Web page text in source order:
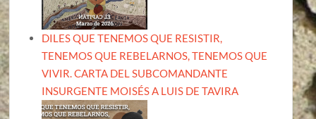
DILES QUE TENEMOS QUE RESISTIR,
TENEMOS QUE REBELARNOS, TENEMOS QUE
VIVIR. CARTA DEL SUBCOMANDANTE
INSURGENTE MOISÉS A LUIS DE TAVIRA